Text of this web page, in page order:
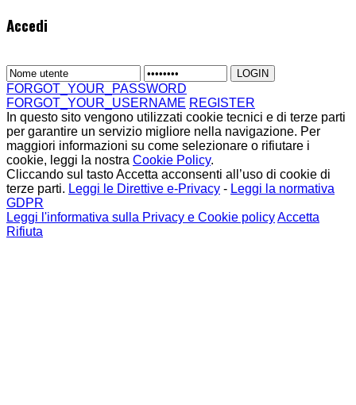
Accedi
FORGOT_YOUR_PASSWORD
FORGOT_YOUR_USERNAME REGISTER
In questo sito vengono utilizzati cookie tecnici e di terze parti
per garantire un servizio migliore nella navigazione. Per
maggiori informazioni su come selezionare o rifiutare i
cookie, leggi la nostra Cookie Policy.
Cliccando sul tasto Accetta acconsenti all’uso di cookie di
terze parti. Leggi le Direttive e-Privacy - Leggi la normativa
GDPR
Leggi l'informativa sulla Privacy e Cookie policyAccetta
Rifiuta